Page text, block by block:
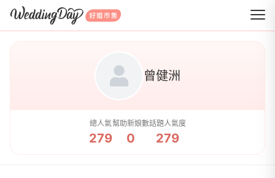
WeddingDay 好婚市集
曾健洲
總人氣
279
幫助新娘數
0
話題人氣度
279